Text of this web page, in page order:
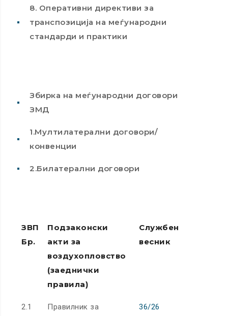
8. Оперативни директиви за
транспозиција на меѓународни
стандарди и практики
Збирка на меѓународни договори
ЗМД
1.Мултилатерални договори/
конвенции
2.Билатерални договори
ЗВП
Бр.
Подзаконски
акти за
воздухопловство
(заеднички
правила)
Службен
весник
2.1
Правилник за
36/26